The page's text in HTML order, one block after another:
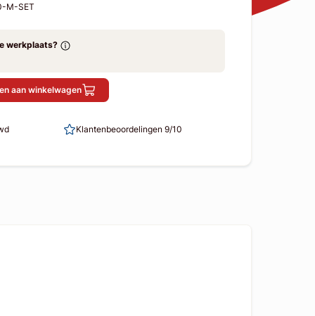
M-SET
werkplaats?
aan winkelwagen
Klantenbeoordelingen 9/10